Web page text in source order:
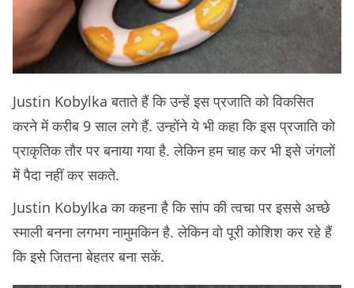
Justin Kobylka बताते हैं कि उन्हें इस प्रजाति को विकसित
करने में करीब 9 साल लगे हैं. उन्होंने ये भी कहा कि इस प्रजाति को
प्राकृतिक तौर पर बनाया गया है. लेकिन हम चाह कर भी इसे जंगलों
में पैदा नहीं कर सकते.
Justin Kobylka का कहना है कि सांप की त्वचा पर इससे अच्छे
स्माली बनना लगभग नामुमकिन है. लेकिन वो पूरी कोशिश कर रहे हैं
कि इसे जितना बेहतर बना सकें.